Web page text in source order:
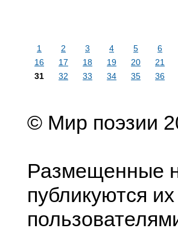
1 2 3 4 5 6
16
17 18 19 20 21
31
32 33 34 35 36
© Мир поэзии
Размещенные
публикуются